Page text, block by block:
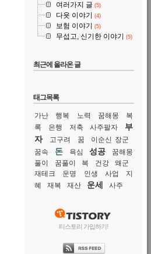
여러가지 글 (5)
다욧 이야기 (4)
보험 이야기 (5)
무섭고, 신기한 이야기 (5)
최근에 올라온 글
태그목록
가난 행복 노력 꿈해몽
복
록
은행 저축 사주팔자
부
자
고구려 꿈
이순신 장군
꿈속
돈 욕심 성공
꿈해몽
풀이
꿈풀이 복 건강
왜군
재테크
운명 인생 사업
지
혜
재복 재산 운세 사주
티스토리 가입하기!